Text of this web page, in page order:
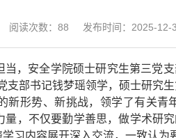
阅读次数： 88 发布时间：2025-12-
，安全学院硕士研究生第三党
部书记钱梦瑶领学，硕士研究
新形势、新挑战，领学了有关
，不仅要勤学善思，做学术研